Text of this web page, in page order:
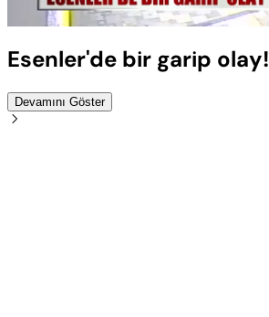
Sesi
Aç
Esenler'de bir garip olay!
Devamını Göster